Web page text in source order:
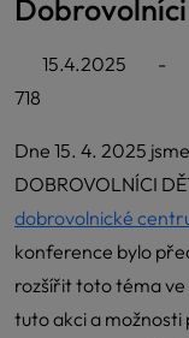
15.4.2025 -
718
Dne 15. 4. 2025
DOBROVOLNÍCI
dobrovolnické
konference bylo
rozšířit toto téma ve
tuto akci a